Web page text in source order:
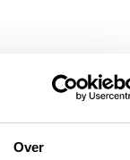
Over